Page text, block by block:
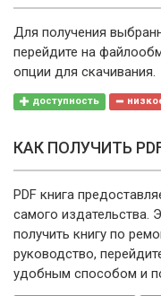
Для получения
перейдите на
опции для скачивания.
доступность
КАК ПОЛУЧИТЬ
PDF книга
самого издательства.
получить книгу по
руководство,
удобным способом и